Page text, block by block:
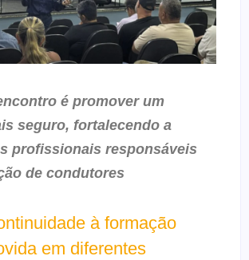
é promover um
seguro, fortalecendo a
profissionais responsáveis
de condutores
à formação
em diferentes